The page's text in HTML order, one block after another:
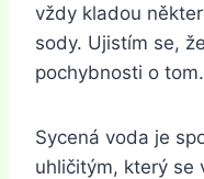
vždy kladou
sody. Ujistím se,
pochybnosti o tom.
Sycená voda je
uhličitým, který se